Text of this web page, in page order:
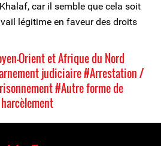
car il semble que cela soit
légitime en faveur des droits
Orient et Afrique du Nord
judiciaire#Arrestation /
#Autre forme de
harcèlement